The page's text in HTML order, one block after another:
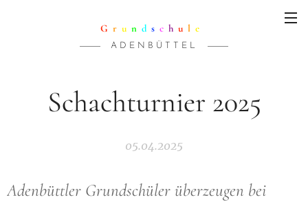
G r u n d s c h u l e
A D E N B Ü T T E L
Schachturnier 2025
05.04.2025
Adenbüttler Grundschüler überzeugen bei